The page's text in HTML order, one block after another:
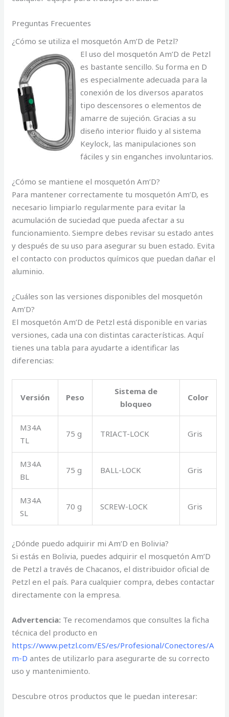
Preguntas Frecuentes
¿Cómo se utiliza el mosquetón Am’D de Petzl?
El uso del mosquetón Am’D de Petzl
es bastante sencillo. Su forma en D
es especialmente adecuada para la
conexión de los diversos aparatos
tipo descensores o elementos de
amarre de sujeción. Gracias a su
diseño interior fluido y al sistema
Keylock, las manipulaciones son
fáciles y sin enganches involuntarios.
¿Cómo se mantiene el mosquetón Am’D?
Para mantener correctamente tu mosquetón Am’D, es
necesario limpiarlo regularmente para evitar la
acumulación de suciedad que pueda afectar a su
funcionamiento. Siempre debes revisar su estado antes
y después de su uso para asegurar su buen estado. Evita
el contacto con productos químicos que puedan dañar el
aluminio.
¿Cuáles son las versiones disponibles del mosquetón
Am’D?
El mosquetón Am’D de Petzl está disponible en varias
versiones, cada una con distintas características. Aquí
tienes una tabla para ayudarte a identificar las
diferencias:
Versión Peso
Sistema de
bloqueo
Color
M34A
TL
75 g TRIACT-LOCK Gris
M34A
BL
75 g BALL-LOCK Gris
M34A
SL
70 g SCREW-LOCK Gris
¿Dónde puedo adquirir mi Am’D en Bolivia?
Si estás en Bolivia, puedes adquirir el mosquetón Am’D
de Petzl a través de Chacanos, el distribuidor oficial de
Petzl en el país. Para cualquier compra, debes contactar
directamente con la empresa.
Advertencia: Te recomendamos que consultes la ficha
técnica del producto en
https://www.petzl.com/ES/es/Profesional/Conectores/A
m-D antes de utilizarlo para asegurarte de su correcto
uso y mantenimiento.
Descubre otros productos que le puedan interesar: